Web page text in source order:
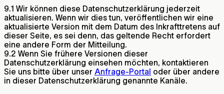
9.1 Wir können diese Datenschutzerklärung jederzeit
aktualisieren. Wenn wir dies tun, veröffentlichen wir eine
aktualisierte Version mit dem Datum des Inkrafttretens auf
dieser Seite, es sei denn, das geltende Recht erfordert
eine andere Form der Mitteilung.
9.2 Wenn Sie frühere Versionen dieser
Datenschutzerklärung einsehen möchten, kontaktieren
Sie uns bitte über unser Anfrage-Portal oder über andere
in dieser Datenschutzerklärung genannte Kanäle.